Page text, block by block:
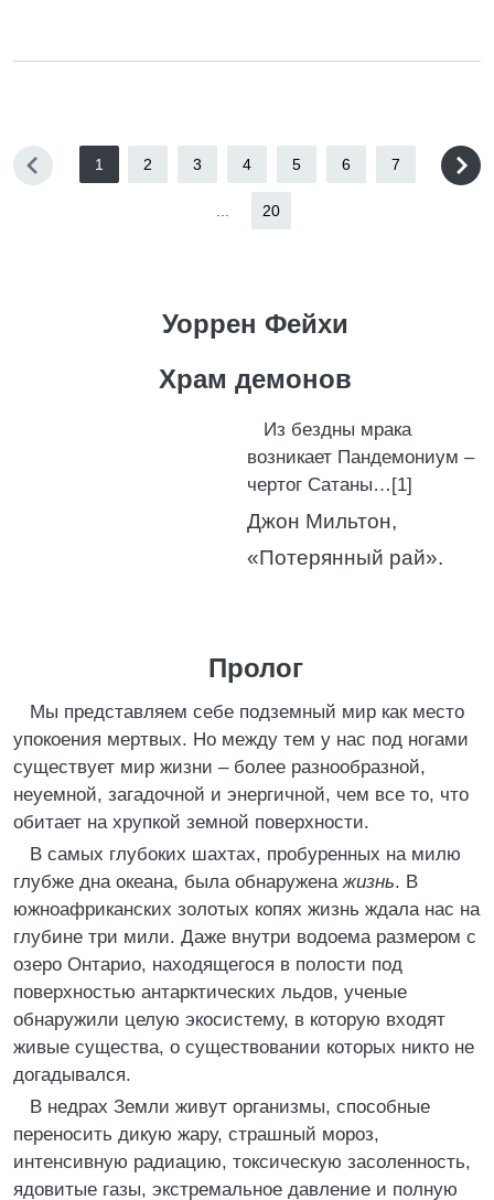
1 2 3 4 5 6 7
20
Уоррен Фейхи
Храм демонов
Из бездны мрака
возникает Пандемониум –
чертог Сатаны…[1]
Джон Мильтон,
«Потерянный рай».
Пролог
Мы представляем себе подземный мир как место
упокоения мертвых. Но между тем у нас под ногами
существует мир жизни – более разнообразной,
неуемной, загадочной и энергичной, чем все то, что
обитает на хрупкой земной поверхности.
В самых глубоких шахтах, пробуренных на милю
глубже дна океана, была обнаруженажизнь. В
южноафриканских золотых копях жизнь ждала нас на
глубине три мили. Даже внутри водоема размером с
озеро Онтарио, находящегося в полости под
поверхностью антарктических льдов, ученые
обнаружили целую экосистему, в которую входят
живые существа, о существовании которых никто не
догадывался.
В недрах Земли живут организмы, способные
переносить дикую жару, страшный мороз,
интенсивную радиацию, токсическую засоленность,
ядовитые газы, экстремальное давление и полную